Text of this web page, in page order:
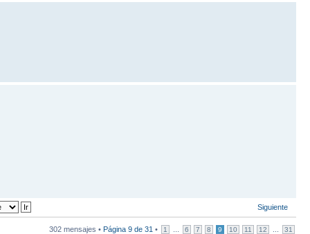
Siguiente
302 mensajes • Página 9 de 31 • 1 6 7 8 9 10 11 12 31